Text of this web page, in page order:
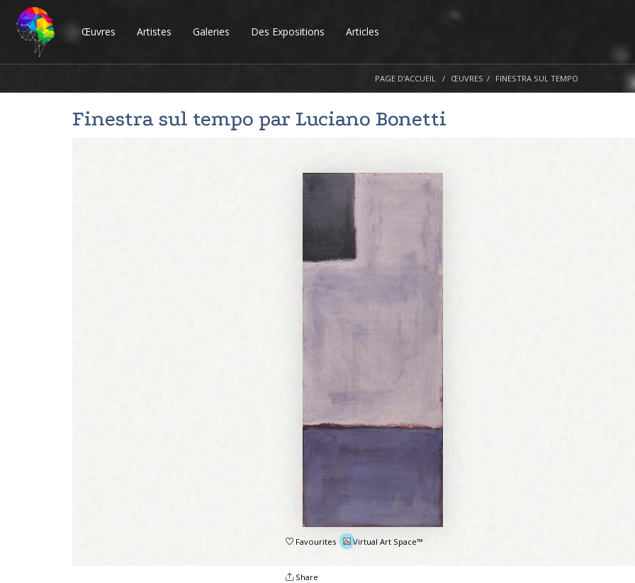
Œuvres Artistes Galeries Des Expositions Articles
PAGE D'ACCUEIL ŒUVRES FINESTRA SUL TEMPO
Finestra sul tempo par Luciano Bonetti
Favourites Virtual Art Space™
Share